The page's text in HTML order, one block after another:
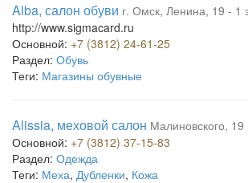
Alba, салон обуви г. Омск, Ленина, 19 - 1
http://www.sigmacard.ru
Основной: +7 (3812) 24-61-25
Раздел: Обувь
Теги: Магазины обувные
Alissia, меховой салон Малиновского, 19
Основной: +7 (3812) 37-15-83
Раздел: Одежда
Теги: Меха, Дубленки, Кожа